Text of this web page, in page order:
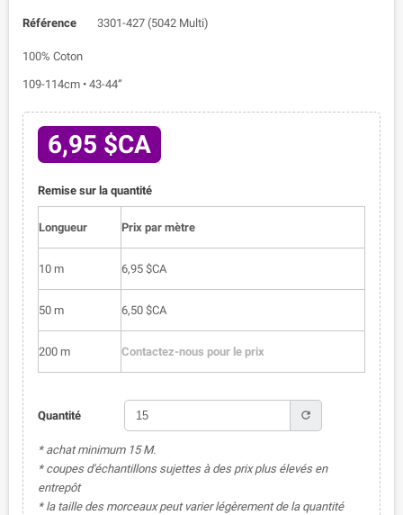
Référence 3301-427 (5042 Multi)
100% Coton
109-114cm • 43-44”
6,95 $CA
Remise sur la quantité
Longueur Prix par mètre
10 m 6,95 $CA
50 m 6,50 $CA
200 m Contactez-nous pour le prix
Quantité refresh
* achat minimum 15 M.
* coupes d'échantillons sujettes à des prix plus élevés en
entrepôt
* la taille des morceaux peut varier légèrement de la quantité